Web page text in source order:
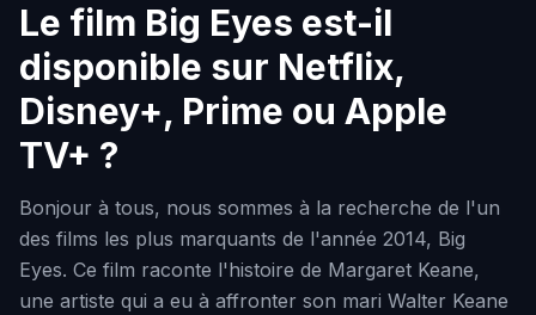
Le film Big Eyes est-il
disponible sur Netflix,
Disney+, Prime ou Apple
TV+ ?
Bonjour à tous, nous sommes à la recherche de l'un
des films les plus marquants de l'année 2014, Big
Eyes. Ce film raconte l'histoire de Margaret Keane,
une artiste qui a eu à affronter son mari Walter Keane